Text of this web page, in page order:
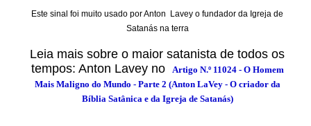
Este sinal foi muito usado por Anton Lavey o fundador da Igreja de
Satanás na terra
Leia mais sobre o maior satanista de todos os
tempos: Anton Lavey no
Artigo N.º 11024- O Homem
Mais Maligno do Mundo - Parte 2 (Anton LaVey - O criador da
Bíblia Satânica e da Igreja de Satanás)